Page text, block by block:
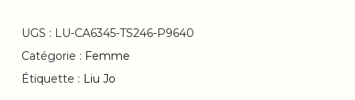
UGS : LU-CA6345-TS246-P9640
Catégorie : Femme
Étiquette : Liu Jo